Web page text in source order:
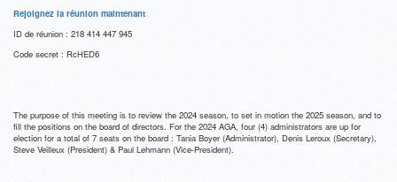
Rejoignez la réunion maintenant
ID de réunion : 218 414 447 945
Code secret : RcHED6
The purpose of this meeting is to review the 2024 season, to set in motion the 2025 season, and to
fill the positions on the board of directors. For the 2024 AGA, four (4) administrators are up for
election for a total of 7 seats on the board : Tania Boyer (Administrator), Denis Leroux (Secretary),
Steve Veilleux (President) & Paul Lehmann (Vice-President).